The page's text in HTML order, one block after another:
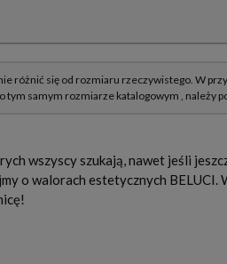
wszyscy szukają, nawet jeśli
o walorach estetycznych